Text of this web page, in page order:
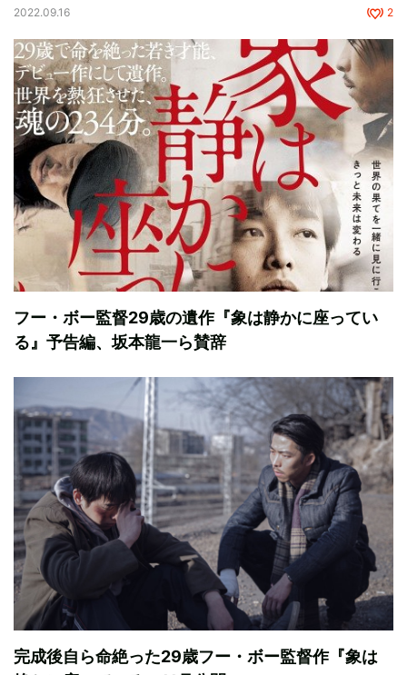
2022.09.16 2
フー・ボー監督29歳の遺作『象は静かに座ってい
る』予告編、坂本龍一ら賛辞
完成後自ら命絶った29歳フー・ボー監督作『象は